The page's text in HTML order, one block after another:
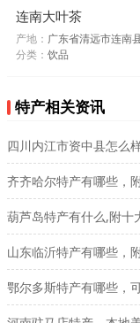
连南大叶茶
产地： 广东省清远市连南
分类： 饮品
特产相关资讯
四川内江市资中县怎么
齐齐哈尔特产有哪些，
葫芦岛特产有什么,附十
山东临沂特产有哪些，
鄂尔多斯特产有哪些，